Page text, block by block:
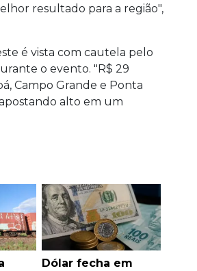
resultado para a região",
é vista com cautela pelo
o evento. "R$ 29
Campo Grande e Ponta
alto em um
Dólar fecha em